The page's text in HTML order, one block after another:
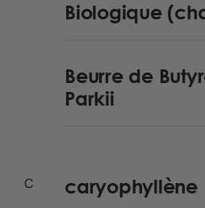
Biologique
Beurre de
Parkii
caryophyllène